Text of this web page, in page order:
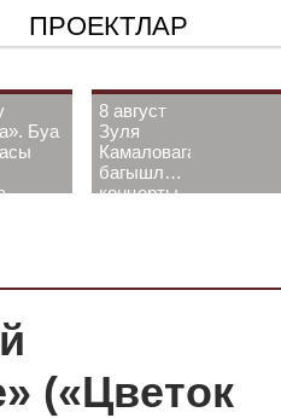
ПРОЕКТЛАР
Буа
8 август
Зуля
Камаловага
багышлау
концерты
(«Цветок